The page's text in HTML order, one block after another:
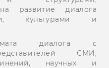
развитие диалога
культурами и
диалога с
СМИ,
научных и